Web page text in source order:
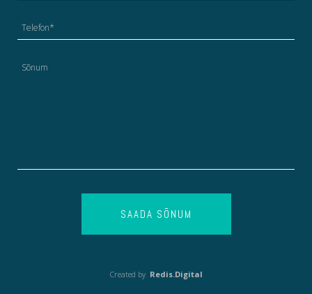
SAADA SÕNUM
Created by Redis.Digital